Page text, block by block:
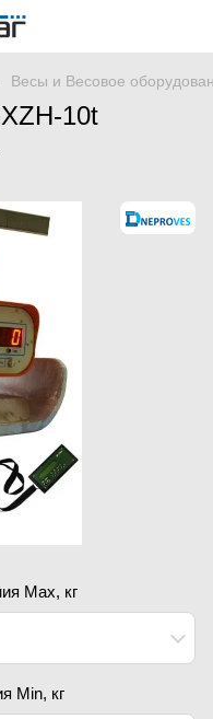
Весы и Весовое
10t
Мах, кг
Min, кг